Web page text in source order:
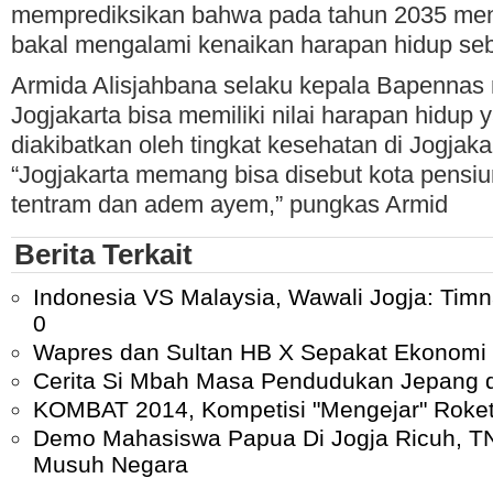
memprediksikan bahwa pada tahun 2035
bakal mengalami kenaikan harapan hidup
Armida Alisjahbana selaku kepala
Jogjakarta bisa memiliki nilai harapan hidup
diakibatkan oleh tingkat kesehatan di
“Jogjakarta memang bisa disebut kota
tentram dan adem ayem,” pungkas Armid
Berita Terkait
Indonesia VS Malaysia, Wawali Jogja:
0
Wapres dan Sultan HB X Sepakat
Cerita Si Mbah Masa Pendudukan Jepang
KOMBAT 2014, Kompetisi "Mengejar"
Demo Mahasiswa Papua Di Jogja Ricuh,
Musuh Negara